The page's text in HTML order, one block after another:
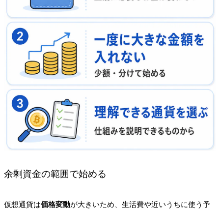
余剰資金の範囲で始める
仮想通貨は価格変動が大きいため、生活費や近いうちに使う予